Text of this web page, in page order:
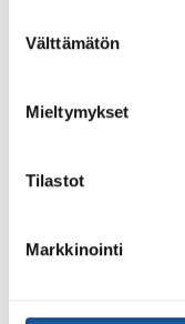
valinta
Välttämätön
Mieltymykset
Tilastot
Markkinointi
Open 2026,